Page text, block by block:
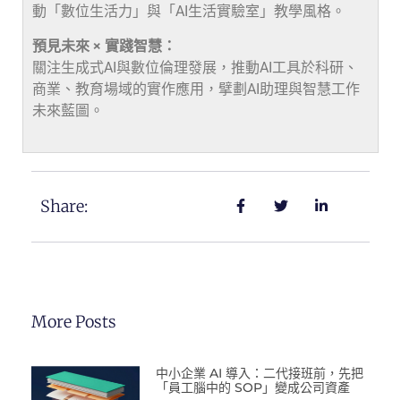
動「數位生活力」與「AI生活實驗室」教學風格。
預見未來 × 實踐智慧：
關注生成式AI與數位倫理發展，推動AI工具於科研、
商業、教育場域的實作應用，擘劃AI助理與智慧工作
未來藍圖。
Share:
More Posts
中小企業 AI 導入：二代接班前，先把
「員工腦中的 SOP」變成公司資產